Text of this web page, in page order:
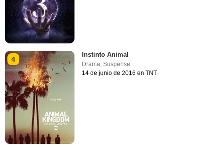
4
Instinto Animal
Drama,Suspense
14 de junio de 2016 en TNT